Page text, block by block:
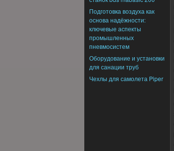
Подготовка воздуха как
основа надёжности:
ключевые аспекты
промышленных
пневмосистем
Оборудование и установки
для санации труб
Чехлы для самолета Piper